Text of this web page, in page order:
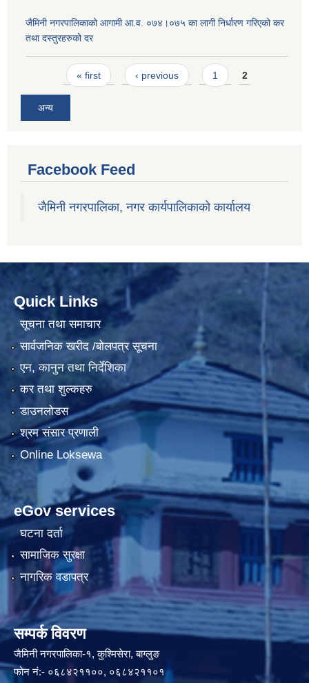
जैमिनी नगरपालिकाको आगामी आ.व. ०७४।०७५ का लागी निर्धारण गरिएको कर
तथा दस्तुरहरुको दर
Pages« first ‹ previous 1 2
अन्य
Facebook Feed
जैमिनी नगरपालिका, नगर कार्यपालिकाको कार्यालय
Quick Links
सूचना तथा समाचार
सार्वजनिक खरीद /बोलपत्र सूचना
एन, कानुन तथा निर्देशिका
कर तथा शुल्कहरु
डाउनलोडस
श्रम संसार प्रणाली
Online Loksewa
eGov services
घटना दर्ता
सामाजिक सुरक्षा
नागरिक वडापत्र
सम्पर्क विवरण
जैमिनी नगरपालिका-१, कुश्मिसेरा, बाग्लुङ
फोन नं:- ०६८४२११००, ०६८४२११०१